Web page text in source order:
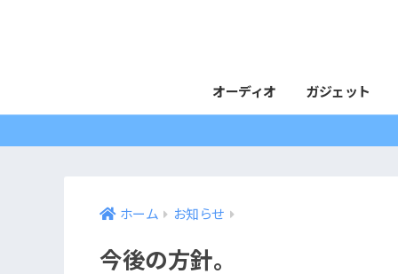
オーディオ ガジェット
ホーム お知らせ
今後の方針。